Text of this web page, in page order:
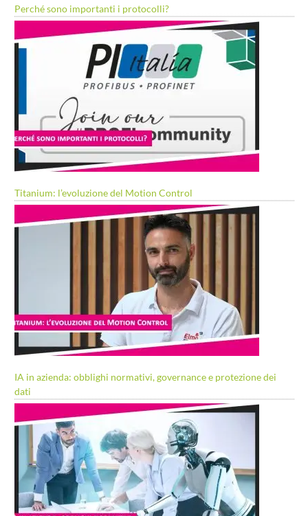
Perché sono importanti i protocolli?
Titanium: l’evoluzione del Motion Control
IA in azienda: obblighi normativi, governance e protezione dei
dati